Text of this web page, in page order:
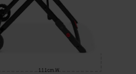
111cm W